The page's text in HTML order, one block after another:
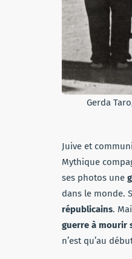
Gerda
Juive et
Mythique
ses photos une
dans le monde.
républicains.
guerre à mourir
n’est qu’au